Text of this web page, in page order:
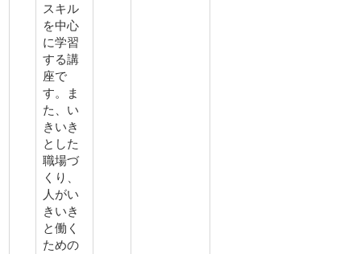
スキル
を中心
に学習
する講
座で
す。ま
た、い
きいき
とした
職場づ
くり、
人がい
きいき
と働く
ための